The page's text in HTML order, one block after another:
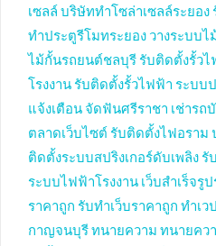
เซลล์ บริษัททำโซล่าเซลล์ระยอง
ทำประตูรีโมทระยอง วางระบบ
ไม้กั้นรถยนต์ชลบุรี รับติดตั้งรั้วไ
โรงงาน รับติดตั้งรั้วไฟฟ้า ระบบ
แจ้งเตือน จัดฟันศรีราชา เช่ารถ
ตลาดเว็บไซต์ รับติดตั้งไฟอราม
ติดตั้งระบบสปริงเกอร์ดับเพลิง รั
ระบบไฟฟ้าโรงงาน เว็บสำเร็จรู
ราคาถูก รับทำเว็บราคาถูก ทำเว
กาญจนบุรีทนายความ ทนายคว